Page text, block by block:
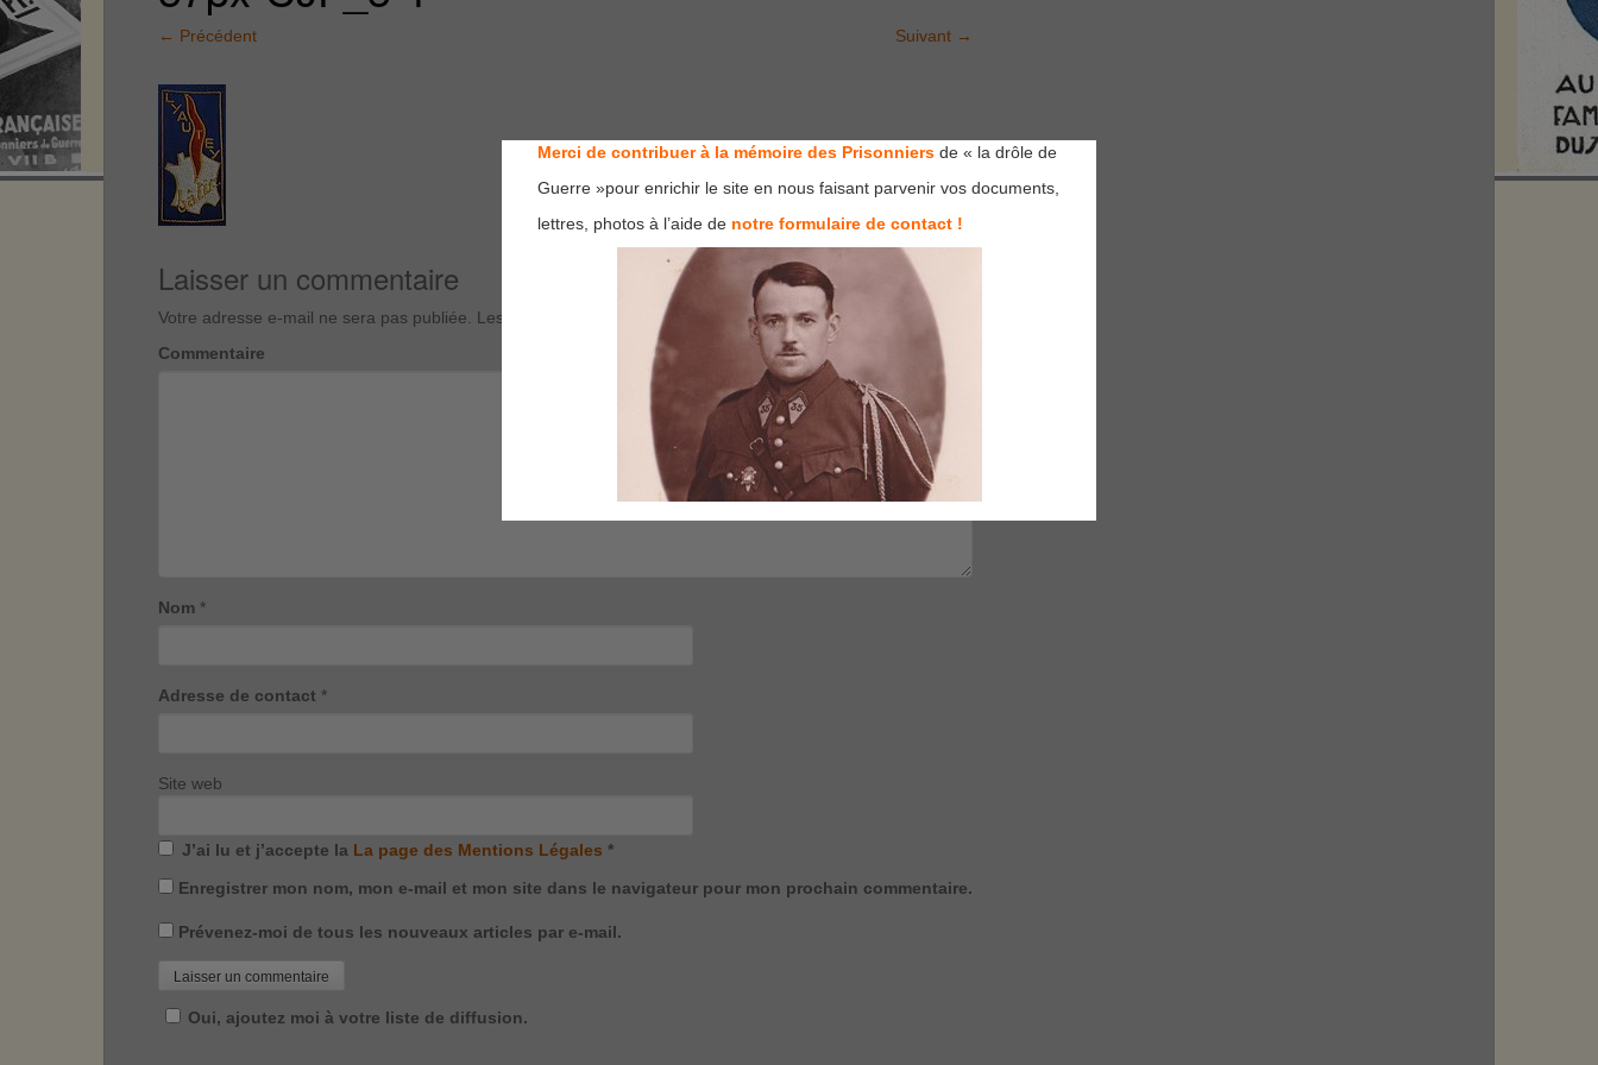
← Précédent Suivant →
Laisser un commentaire
Votre adresse e-mail ne sera pas publiée. Les champs obligatoires sont indiqués avec*
Commentaire
Nom *
Adresse de contact *
Site web
J’ai lu et j’accepte la La page des Mentions Légales *
Enregistrer mon nom, mon e-mail et mon site dans le navigateur pour mon prochain commentaire.
Prévenez-moi de tous les nouveaux articles par e-mail.
Oui, ajoutez moi à votre liste de diffusion.
Merci de contribuer à la mémoire des Prisonniers de « la drôle de
Guerre »pour enrichir le site en nous faisant parvenir vos documents,
lettres, photos à l’aide de notre formulaire de contact !